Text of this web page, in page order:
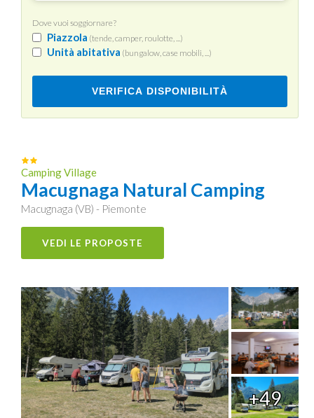
Dove vuoi soggiornare?
Piazzola (tende, camper, roulotte, ...)
Unità abitativa (bungalow, case mobili, ...)
VERIFICA DISPONIBILITÀ
Camping Village
Macugnaga Natural Camping
Macugnaga (VB) - Piemonte
VEDI LE PROPOSTE
+49